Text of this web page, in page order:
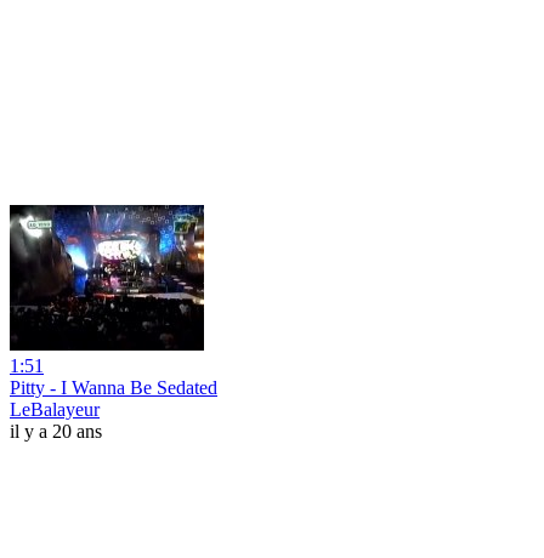
1:51
Pitty - I Wanna Be Sedated
LeBalayeur
il y a 20 ans